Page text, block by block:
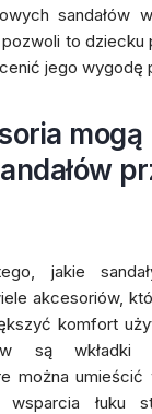
sandałów
to dziecku
jego wygodę
mogą
jakie
akcesoriów,
komfort
są wkładki
można umieścić
łuku